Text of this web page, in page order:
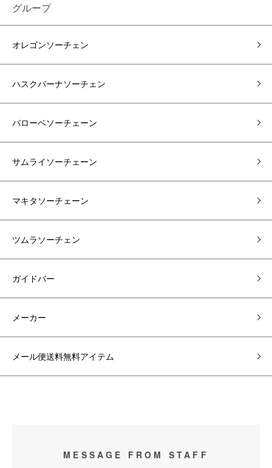
グループ
オレゴンソーチェン
ハスクバーナソーチェン
バローベソーチェーン
サムライソーチェーン
マキタソーチェーン
ツムラソーチェン
ガイドバー
メーカー
メール便送料無料アイテム
MESSAGE FROM STAFF